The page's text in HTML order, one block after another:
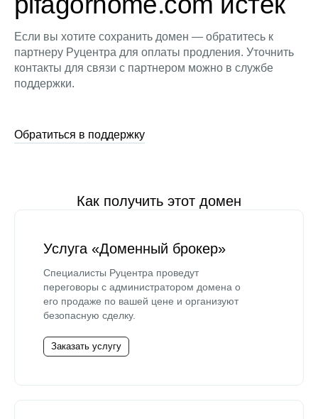
Если вы хотите сохранить домен — обратитесь к
партнеру Руцентра для оплаты продления. Уточнить
контакты для связи с партнером можно в службе
поддержки.
Обратиться в поддержку
Как получить этот домен
Услуга «Доменный брокер»
Специалисты Руцентра проведут
переговоры с администратором домена о
его продаже по вашей цене и организуют
безопасную сделку.
Заказать услугу